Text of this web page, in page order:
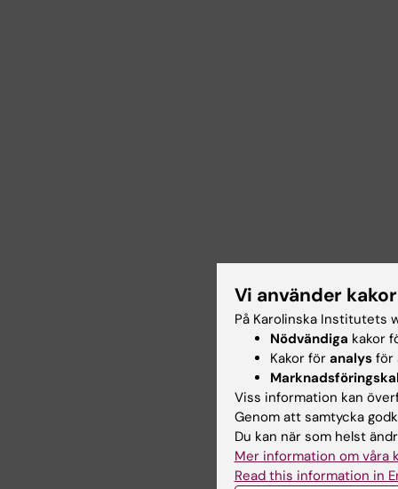
Vi använder
På Karolinska Institutets
Nödvändiga kakor
Kakor för analysför
Viss information kan
Genom att samtycka
Du kan när som helst
Mer information om våra
Read this information in